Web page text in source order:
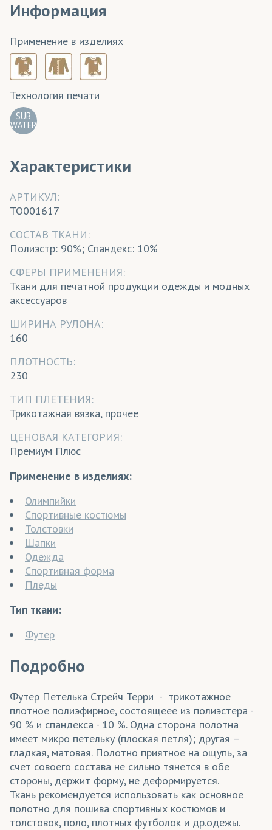
Информация
Применение в изделиях
Технология печати
SUB
WATER
Характеристики
АРТИКУЛ:
TO001617
CОСТАВ ТКАНИ:
Полиэстр: 90%; Спандекс: 10%
СФЕРЫ ПРИМЕНЕНИЯ:
Ткани для печатной продукции одежды и модных
аксессуаров
ШИРИНА РУЛОНА:
160
ПЛОТНОСТЬ:
230
ТИП ПЛЕТЕНИЯ:
Трикотажная вязка, прочее
ЦЕНОВАЯ КАТЕГОРИЯ:
Премиум Плюс
Применение в изделиях:
Олимпийки
Спортивные костюмы
Толстовки
Шапки
Одежда
Спортивная форма
Пледы
Тип ткани:
Футер
Подробно
Футер Петелька Стрейч Терри - трикотажное
плотное полиэфирное, состоящеее из полиэстера -
90 % и спандекса - 10 %. Одна сторона полотна
имеет микро петельку (плоская петля); другая –
гладкая, матовая. Полотно приятное на ощупь, за
счет совоего состава не сильно тянется в обе
стороны, держит форму, не деформируется.
Ткань рекомендуется использовать как основное
полотно для пошива спортивных костюмов и
толстовок, поло, плотных футболок и др.одежы.